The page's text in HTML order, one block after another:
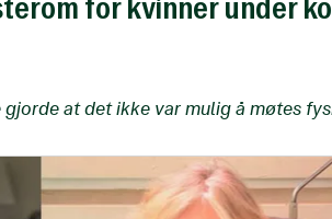
for kvinner under
at det ikke var mulig å møtes